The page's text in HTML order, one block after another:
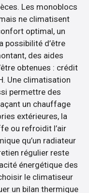
Les monoblocs
ne climatisent
optimal, un
possibilité d’être
des aides
obtenues : crédit
Une climatisation
permettre des
un chauffage
extérieures, la
ou refroidit l’air
qu’un radiateur
régulier reste
énergétique des
le climatiseur
un bilan thermique